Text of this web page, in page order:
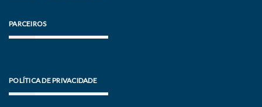
PARCEIROS
POLÍTICA DE PRIVACIDADE